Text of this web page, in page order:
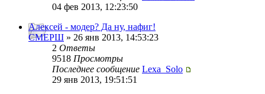
04 фев 2013, 12:23:50
Алексей - модер? Да ну, нафиг!
СМЕРШ » 26 янв 2013, 14:53:23
2 Ответы
9518 Просмотры
Последнее сообщение Lexa_Solo
29 янв 2013, 19:51:51